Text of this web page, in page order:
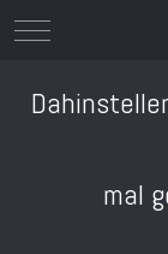
Mobile Menu Toggle
mal